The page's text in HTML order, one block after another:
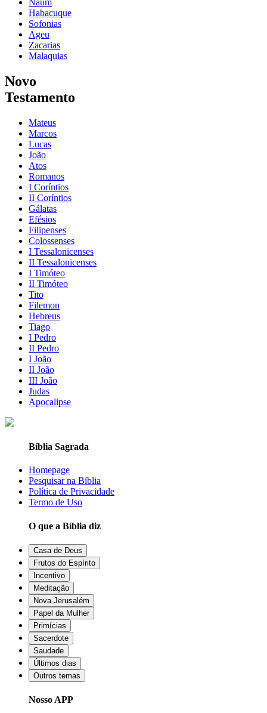
Naum
Habacuque
Sofonias
Ageu
Zacarias
Malaquias
Novo
Testamento
Mateus
Marcos
Lucas
João
Atos
Romanos
I Coríntios
II Coríntios
Gálatas
Efésios
Filipenses
Colossenses
I Tessalonicenses
II Tessalonicenses
I Timóteo
II Timóteo
Tito
Filemon
Hebreus
Tiago
I Pedro
II Pedro
I João
II João
III João
Judas
Apocalipse
Bíblia Sagrada
Homepage
Pesquisar na Bíblia
Política de Privacidade
Termo de Uso
O que a Bíblia diz
Casa de Deus
Frutos do Espírito
Incentivo
Meditação
Nova Jerusalém
Papel da Mulher
Primícias
Sacerdote
Saudade
Últimos dias
Outros temas
Nosso APP